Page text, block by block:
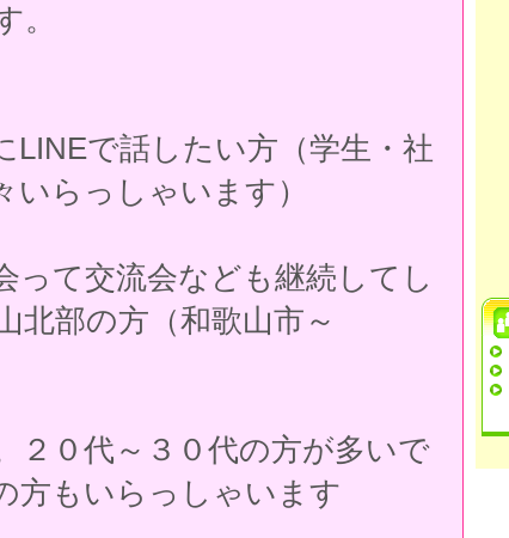
。
で話したい方（学生・社
らっしゃいます）
て交流会なども継続してし
北部の方（和歌山市～
０代～３０代の方が多いで
方もいらっしゃいます